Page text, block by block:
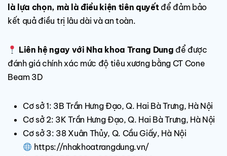
là lựa chọn, mà là điều kiện tiên quyếtđể đảm bảo
kết quả điều trị lâu dài và an toàn.
Liên hệ ngay với Nha khoa Trang Dung để được
đánh giá chính xác mức độ tiêu xương bằng CT Cone
Beam 3D
Cơ sở 1: 3B Trần Hưng Đạo, Q. Hai Bà Trưng, Hà Nội
Cơ sở 2: 3K Trần Hưng Đạo, Q. Hai Bà Trưng, Hà Nội
Cơ sở 3: 38 Xuân Thủy, Q. Cầu Giấy, Hà Nội
https://nhakhoatrangdung.vn/